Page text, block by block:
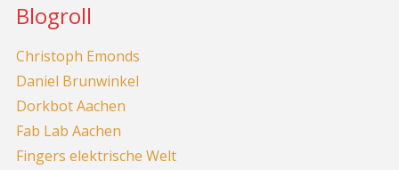
Blogroll
Christoph Emonds
Daniel Brunwinkel
Dorkbot Aachen
Fab Lab Aachen
Fingers elektrische Welt